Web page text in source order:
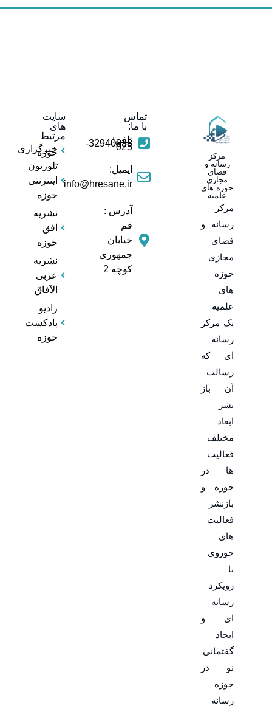
مرکز
رسانه و
فضای
مجازی
حوزه های
علمیه
مرکز
رسانه و
فضای
مجازی
حوزه
های
علمیه
یک مرکز
رسانه
ای که
رسالت
آن باز
نشر
ابعاد
مختلف
فعالیت
ها در
حوزه و
بازنشر
فعالیت
های
حوزوی
با
رویکرد
رسانه
ای و
ایجاد
گفتمانی
نو در
حوزه
رسانه
تماس
با ما:
تلفن:
32940838- 025
ایمیل:
info@hresane.ir
آدرس :
قم
خیابان
جمهوری
کوچه 2
سایت
های
مرتبط
خبرگزاری
حوزه
تلوزیون
اینترنتی
حوزه
نشریه
افق
حوزه
نشریه
عربی
الآفاق
رادیو
پادکست
حوزه